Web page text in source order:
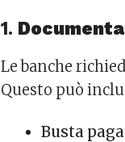
1.
Le banche
Questo può
Busta paga